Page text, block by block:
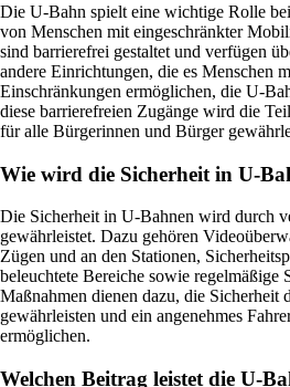
Die U-Bahn spielt eine wichtige Rolle
von Menschen mit eingeschränkter
sind barrierefrei gestaltet und verfügen
andere Einrichtungen, die es Menschen
Einschränkungen ermöglichen, die U-
diese barrierefreien Zugänge wird die
für alle Bürgerinnen und Bürger
Wie wird die Sicherheit in U-
Die Sicherheit in U-Bahnen wird durch
gewährleistet. Dazu gehören
Zügen und an den Stationen,
beleuchtete Bereiche sowie regelmäßige
Maßnahmen dienen dazu, die Sicherheit
gewährleisten und ein angenehmes
ermöglichen.
Welchen Beitrag leistet die U-